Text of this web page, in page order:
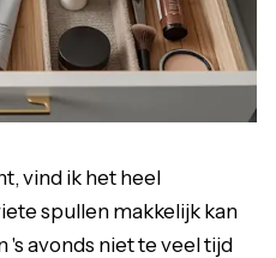
vind ik het heel
spullen makkelijk kan
's avonds niet te veel tijd